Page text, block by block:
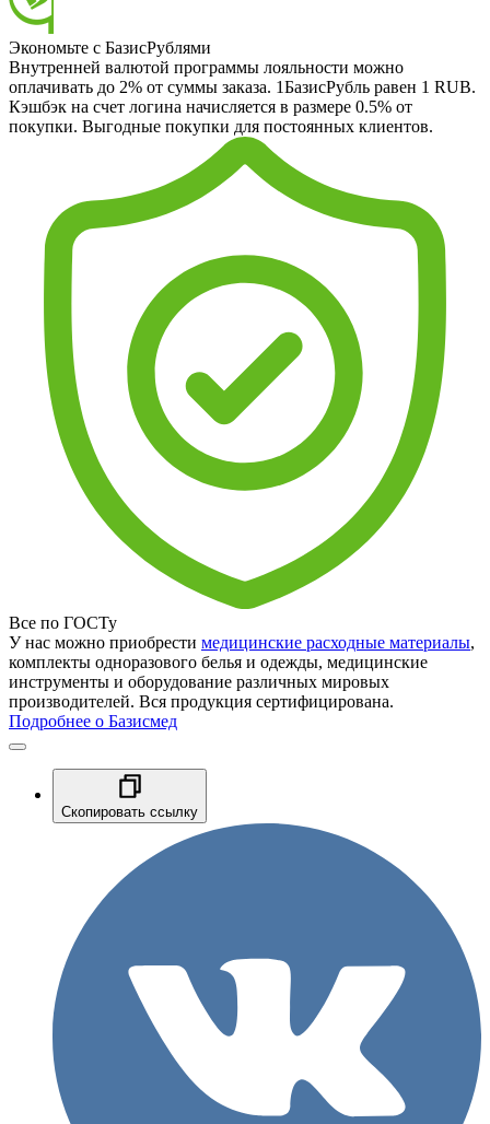
Экономьте с БазисРублями
Внутренней валютой программы лояльности можно
оплачивать до 2% от суммы заказа. 1БазисРубль равен 1 RUB.
Кэшбэк на счет логина начисляется в размере 0.5% от
покупки. Выгодные покупки для постоянных клиентов.
Все по ГОСТу
У нас можно приобрести медицинские расходные материалы,
комплекты одноразового белья и одежды, медицинские
инструменты и оборудование различных мировых
производителей. Вся продукция сертифицирована.
Подробнее о Базисмед
Скопировать ссылку